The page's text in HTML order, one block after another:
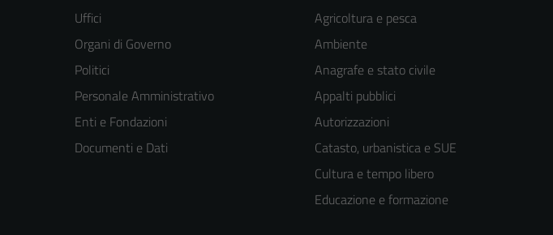
Uffici
Organi di Governo
Politici
Personale Amministrativo
Enti e Fondazioni
Documenti e Dati
Agricoltura e pesca
Ambiente
Anagrafe e stato civile
Appalti pubblici
Autorizzazioni
Catasto, urbanistica e SUE
Cultura e tempo libero
Educazione e formazione